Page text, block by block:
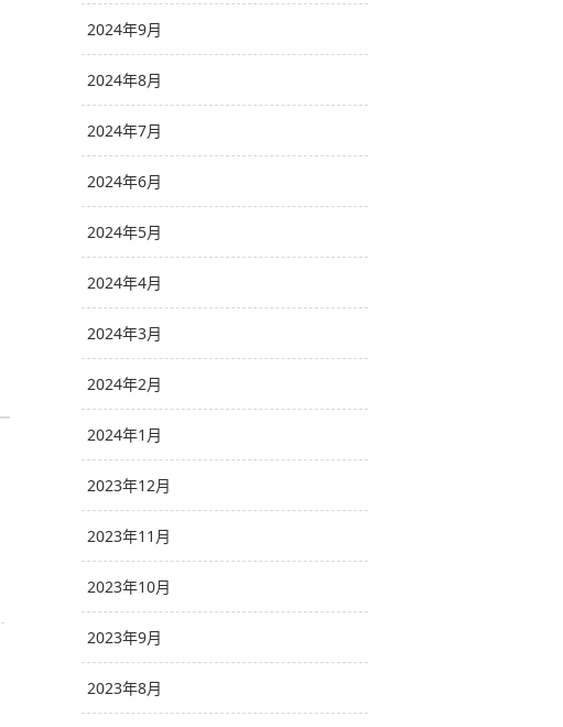
2024年9月
2024年8月
2024年7月
2024年6月
2024年5月
2024年4月
2024年3月
2024年2月
2024年1月
2023年12月
2023年11月
2023年10月
2023年9月
2023年8月